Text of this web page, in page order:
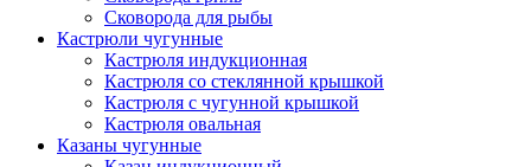
Сковорода для рыбы
Кастрюли чугунные
Кастрюля индукционная
Кастрюля со стеклянной крышкой
Кастрюля с чугунной крышкой
Кастрюля овальная
Казаны чугунные